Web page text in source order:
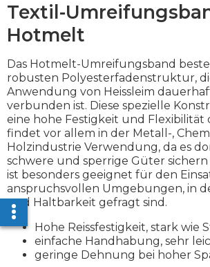
Textil-
Hotmelt
Das Hotmelt-Umreifungsband
robusten Polyesterfadenstruktur,
Anwendung von Heissleim
verbunden ist. Diese spezielle
eine hohe Festigkeit und Flexibilität
findet vor allem in der Metall-,
Holzindustrie Verwendung, da es
schwere und sperrige Güter sichern
ist besonders geeignet für den
anspruchsvollen Umgebungen, in
und Haltbarkeit gefragt sind.
Hohe Reissfestigkeit, stark wie
einfache Handhabung, sehr
geringe Dehnung bei hoher